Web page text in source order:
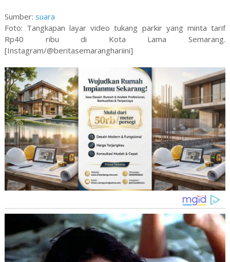
Sumber: suara
Foto: Tangkapan layar video tukang parkir yang minta tarif
Rp40 ribu di Kota Lama Semarang.
[Instagram/@beritasemaranghariini]